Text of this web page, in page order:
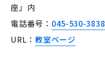
座」内
電話番号： 045-530-3838
URL：教室ページ